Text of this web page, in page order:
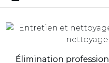
Élimination